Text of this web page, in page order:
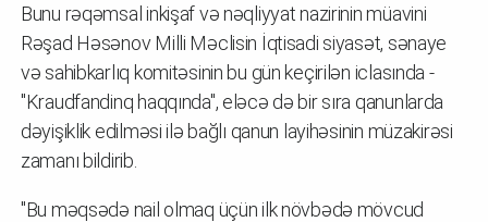
Bunu rəqəmsal inkişaf və nəqliyyat nazirinin müavini
Rəşad Həsənov Milli Məclisin İqtisadi siyasət, sənaye
və sahibkarlıq komitəsinin bu gün keçirilən iclasında -
"Kraudfandinq haqqında", eləcə də bir sıra qanunlarda
dəyişiklik edilməsi ilə bağlı qanun layihəsinin müzakirəsi
zamanı bildirib.
"Bu məqsədə nail olmaq üçün ilk növbədə mövcud